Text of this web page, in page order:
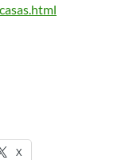
casas.html
X